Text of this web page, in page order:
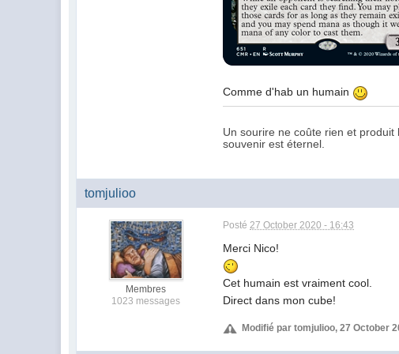
Comme d'hab un humain
Un sourire ne coûte rien et
souvenir est éternel.
tomjulioo
Membres
1023 messages
Posté 27 October 2020 - 16:43
Merci Nico!
Cet humain est vraiment cool.
Direct dans mon cube!
Modifié par tomjulioo, 27 October